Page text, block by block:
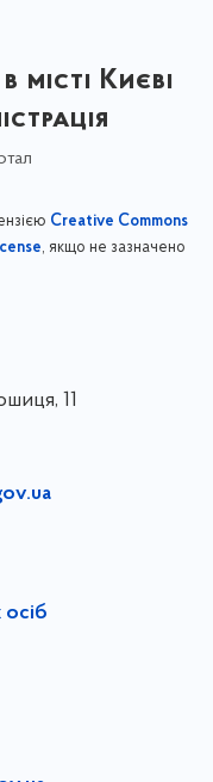
Києві
Creative Commons
, якщо не зазначено
11